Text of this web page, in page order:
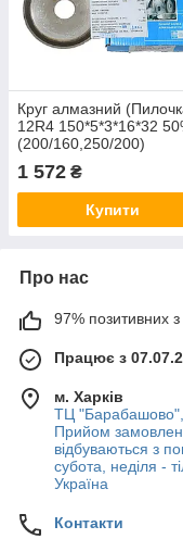
Круг алмазний
12R4 150*5*3*16*32
(200/160,250/200)
1 572 ₴
Купити
Про нас
97% позитивних з
Працює з
м. Харків
ТЦ "Барабашово",
Прийом
відбуваються з
субота, неділя -
Україна
Контакти